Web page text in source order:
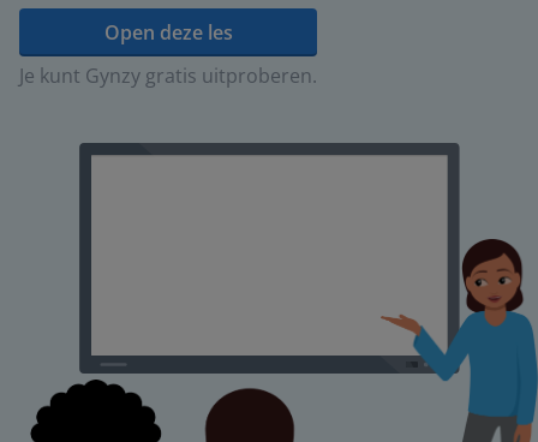
Open deze les
Je kunt Gynzy gratis uitproberen.